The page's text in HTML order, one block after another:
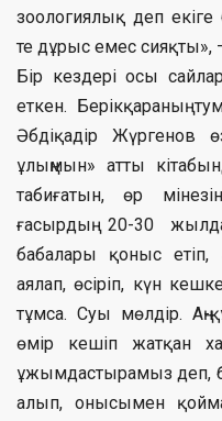
зоологиялық деп екіге
те дұрыс емес сияқты»,
Бір кездері осы
еткен. Берікқараның
Әбдіқадір Жүргенов
ұлыңмын» атты
табиғатын, өр
ғасырдың 20-30
бабалары қоныс етіп,
аялап, өсіріп, күн
тұмса. Суы мөлдір. Аң-
өмір кешіп жатқан
ұжымдастырамыз деп,
алып, онысымен